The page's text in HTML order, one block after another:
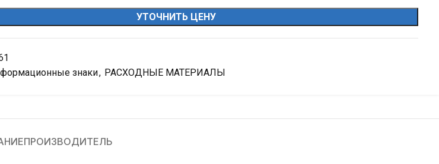
УТОЧНИТЬ ЦЕНУ
знаки, РАСХОДНЫЕ МАТЕРИАЛЫ
ПРОИЗВОДИТЕЛЬ